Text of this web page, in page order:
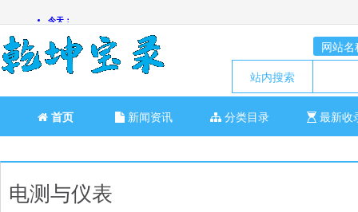
网站名
站内搜索
首页 新闻资讯 分类目录 最新收
电测与仪表